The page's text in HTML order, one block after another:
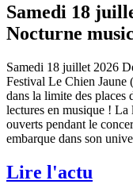
Samedi 18
Nocturne
Samedi 18 juillet 2026
Festival Le Chien Jaune
dans la limite des places
lectures en musique ! La
ouverts pendant le
embarque dans son
Lire l'actu